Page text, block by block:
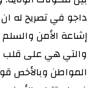
داجو في تصريح له
إشاعة الأمن والسلم
والتي هي على
المواطن وبالأخص